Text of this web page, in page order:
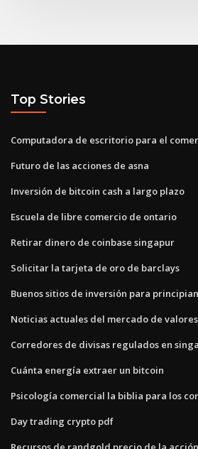
Top Stories
Computadora de escritorio para el
Futuro de las acciones de asna
Inversión de bitcoin cash a largo plazo
Escuela de libre comercio de ontario
Retirar dinero de coinbase singapur
Solicitar la tarjeta de oro de barclays
Buenos sitios de inversión para
Noticias actuales del mercado de
Corredores de divisas regulados en
Cuánta energía extraer un bitcoin
Psicología comercial la biblia para los
Day trading crypto pdf